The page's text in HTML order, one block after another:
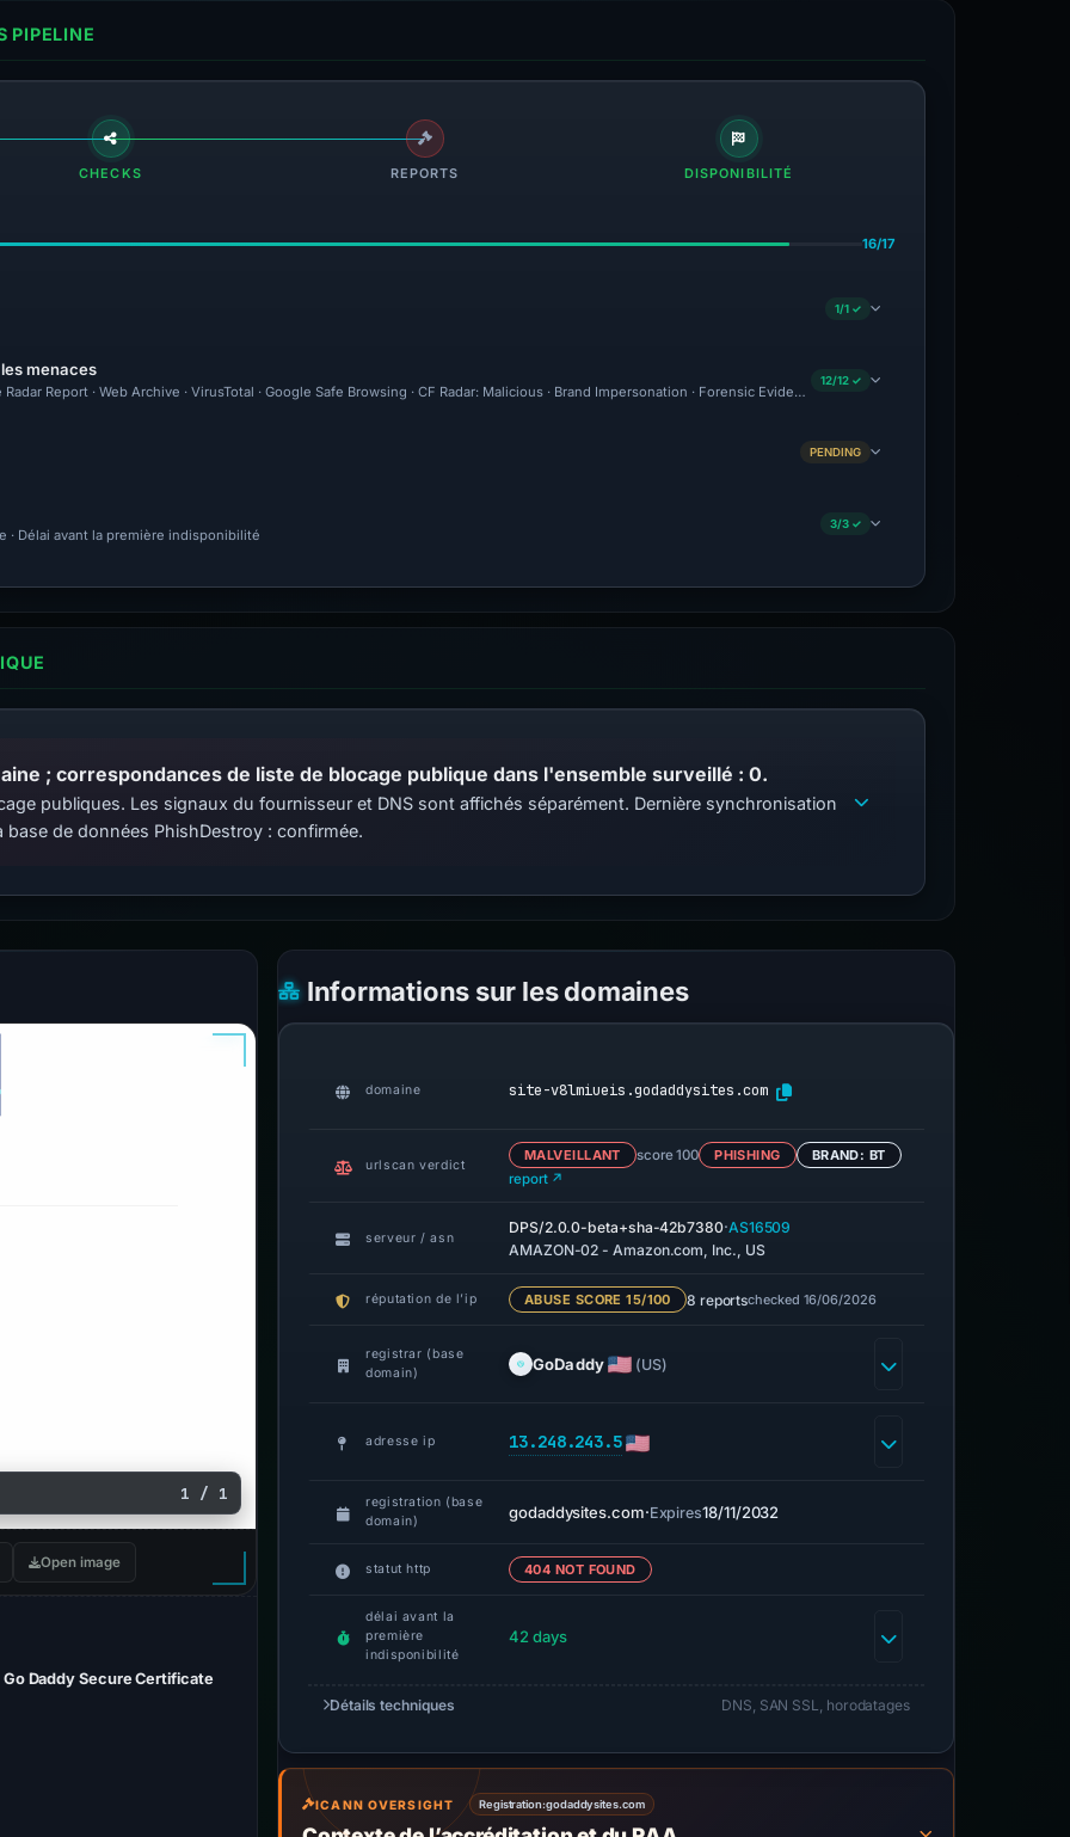
PIPELINE
CHECKS REPORTS DISPONIBILITÉ
16/17
1/1 ✓
menaces
Report · Web Archive · VirusTotal · Google Safe Browsing · CF Radar: Malicious · Brand Impersonation · Forensic Evidence Collected · Technical Analysis
12/12 ✓
PENDING
· Délai avant la première indisponibilité
3/3 ✓
; correspondances de liste de blocage publique dans l'ensemble surveillé : 0.
publiques. Les signaux du fournisseur et DNS sont affichés séparément. Dernière synchronisation
de données PhishDestroy : confirmée.
1 / 1
Open image
Daddy Secure Certificate
Informations sur les domaines
domaine site-v8lmiueis.godaddysites.com
urlscan verdict
MALVEILLANT score 100 PHISHING
BRAND: BT
report ↗
serveur / asn
DPS/2.0.0-beta+sha-42b7380·AS16509
AMAZON-02 - Amazon.com, Inc., US
réputation de l’ip ABUSE SCORE 15/100 8 reportschecked 16/06/2026
registrar (base
domain)
GoDaddy (US)
adresse ip 13.248.243.5
registration (base
domain)
godaddysites.com·Expires18/11/2032
statut http 404 NOT FOUND
délai avant la
première
indisponibilité
42 days
Détails techniques DNS, SAN SSL, horodatages
ICANN OVERSIGHT Registration:godaddysites.com